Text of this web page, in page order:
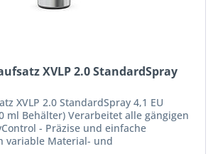
XVLP 2.0 StandardSpray
XVLP 2.0 StandardSpray 4,1 EU
ml Behälter) Verarbeitet alle gängigen
- Präzise und einfache
variable Material- und